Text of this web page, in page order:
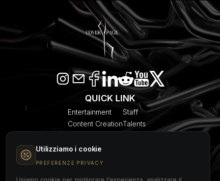
QUICK LINK
Entertainment
Content Creation
Models
Event Planner
Staff
Talents
Utilizziamo i cookie
PREFERENZE PRIVACY